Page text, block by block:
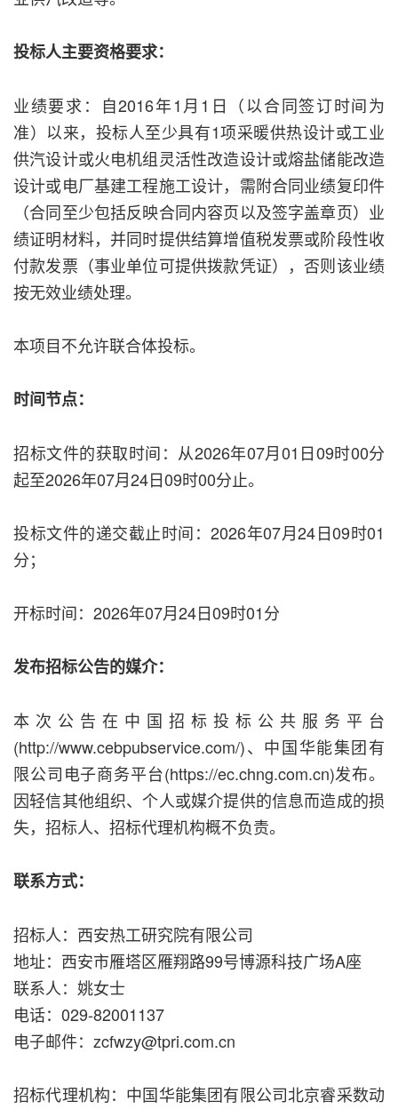
投标人主要资格要求：
业绩要求：自2016年1月1日（以合同签订时间为
准）以来，投标人至少具有1项采暖供热设计或工业
供汽设计或火电机组灵活性改造设计或熔盐储能改造
设计或电厂基建工程施工设计，需附合同业绩复印件
（合同至少包括反映合同内容页以及签字盖章页）业
绩证明材料，并同时提供结算增值税发票或阶段性收
付款发票（事业单位可提供拨款凭证），否则该业绩
按无效业绩处理。
本项目不允许联合体投标。
时间节点：
招标文件的获取时间：从2026年07月01日09时00分
起至2026年07月24日09时00分止。
投标文件的递交截止时间：2026年07月24日09时01
分；
开标时间：2026年07月24日09时01分
发布招标公告的媒介：
本次公告在中国招标投标公共服务平台
(http://www.cebpubservice.com/)、中国华能集团有
限公司电子商务平台(https://ec.chng.com.cn)发布。
因轻信其他组织、个人或媒介提供的信息而造成的损
失，招标人、招标代理机构概不负责。
联系方式：
招标人：西安热工研究院有限公司
地址：西安市雁塔区雁翔路99号博源科技广场A座
联系人：姚女士
电话：029-82001137
电子邮件：zcfwzy@tpri.com.cn
招标代理机构：中国华能集团有限公司北京睿采数动